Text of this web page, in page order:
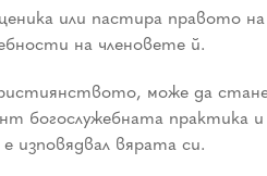
или пастира правото на
на членовете й.
може да
практика и
изповядвал вярата си.